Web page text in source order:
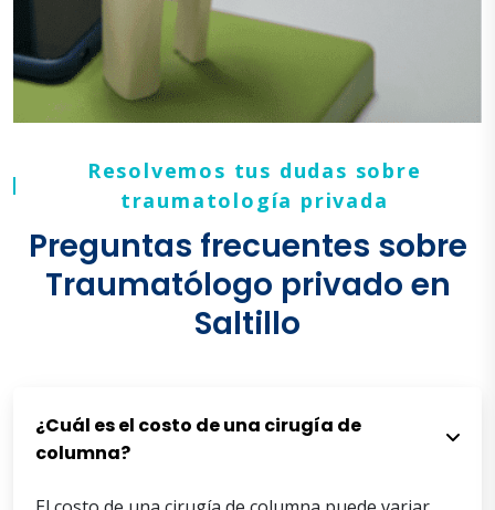
Resolvemos tus dudas sobre
traumatología privada
Preguntas frecuentes sobre
Traumatólogo privado en
Saltillo
¿Cuál es el costo de una cirugía de
columna?